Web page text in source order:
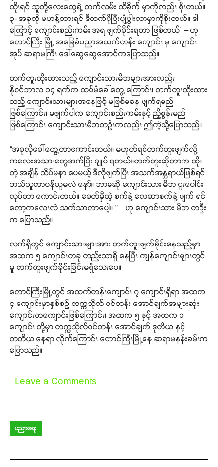
strong. Join us today and help
ထိုးရင် သူတို့လေးတွေရဲ့ တက်လမ်း ထိခိုက် မှာကိုလည်း စိုးတယ်။
၃- အခုလို မဟန့်တားရင် ဒီထက်ပိုပြီးပျံ့ပွါးလာမှာကိုစိုးတယ်။ ဒါ
ကြောင့် ကျောင်းစည်းကမ်း အရ ဖျက်ခိုင်းရတာ ဖြစ်တယ်” – ဟု
တောင်ကြီး မြို့ အခြေခံပညာအထက်တန်း ကျောင်း မှ ကျောင်း
အုပ် ဆရာမကြီး ဒေါ်ဆွေဆွေအောင်ကပြောသည်။
တက်တူးထိုးထားသည့် ကျောင်းသားမိဘများအားလည်း
နိုဝင်ဘာလ ၁၄ ရက်က ထပ်မံခေါ်တွေ့ ကြောင်း၊ တက်တူးထိုးထား
သည့် ကျောင်းသားများအနေဖြင့် မဖြစ်မနေ ဖျက်ရမည်
ဖြစ်ကြောင်း၊ မဖျက်ပါက ကျောင်းစည်းကမ်းနှင့် ညှိစွန်းမည်
ဖြစ်ကြောင်း ကျောင်းသားမိဘတဦးကလည်း ဤကဲ့သို့ပြောသည်။
“အခုလိုခေါ်တွေ့တာကောင်းတယ်။ မဟုတ်ရင်တက်တူးဖျက်လို့
ကလေးအသားတွေအက်ပြီး ချုပ် ရတယ်။တက်တူးဆိုတာက ထိုး
တဲ့ အချိန် သိပ်မနာ ပေမယ့် ဒီလိုဖျက်ပြီး အသက်အန္တရာယ်ဖြစ်ရင်
ဘယ်သူတာဝန်ယူမလဲ နော်။ ဘာမဆို ကျောင်းသား မိဘ ပူးပေါင်း
လုပ်တာ ကောင်းတယ်။ ခေတ်မှီတဲ့ စက်နဲ့ လေဆာစက်နဲ့ ဖျက် ရင်
တော့ကလေးလဲ သက်သာတာပေါ့။ ” – ဟု ကျောင်းသား မိဘ တဦး
က ပြောသည်။
လက်ရှိတွင် ကျောင်းသားများအား တက်တူးဖျက်ခိုင်းနေသည်မှာ
အထက ၅ ကျောင်းတခု တည်းသာရှိ နေပြီး ကျန်ကျောင်းများတွင်
မူ တက်တူးဖျက်ခိုင်းခြင်းမရှိသေးပေ။
တောင်ကြီးမြို့တွင် အထက်တန်းကျောင်း ၇ ကျောင်းရှိရာ အထက
၄ ကျောင်းမှာနှစ်စဉ် တက္ကသိုလ် ဝင်တန်း အောင်ချက်အများဆုံး
ကျောင်းတကျောင်းဖြစ်ကြောင်း၊ အထက ၅ နှင့် အထက ၁
ကျောင်း တို့မှာ တက္ကသိုလ်ဝင်တန်း အောင်ချက် ဒုတိယ နှင့်
တတိယ နေရာ လိုက်ကြောင်း တောင်ကြီးမြို့နေ ဆရာမနန်းခမ်းက
ပြောသည်။
Leave a Comments
ပညာရေး